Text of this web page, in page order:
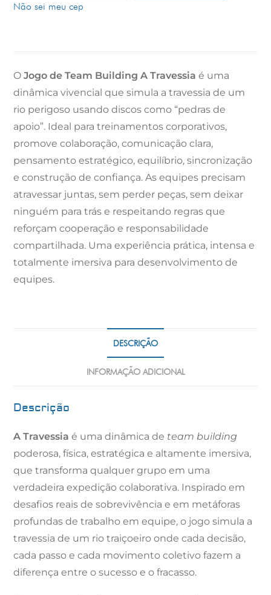
OJogo de Team Building A Travessia é uma
dinâmica vivencial que simula a travessia de um
rio perigoso usando discos como “pedras de
apoio”. Ideal para treinamentos corporativos,
promove colaboração, comunicação clara,
pensamento estratégico, equilíbrio, sincronização
e construção de confiança. As equipes precisam
atravessar juntas, sem perder peças, sem deixar
ninguém para trás e respeitando regras que
reforçam cooperação e responsabilidade
compartilhada. Uma experiência prática, intensa e
totalmente imersiva para desenvolvimento de
equipes.
Não sei meu cep
DESCRIÇÃO
INFORMAÇÃO ADICIONAL
Descrição
A Travessia é uma dinâmica de team building
poderosa, física, estratégica e altamente imersiva,
que transforma qualquer grupo em uma
verdadeira expedição colaborativa. Inspirado em
desafios reais de sobrevivência e em metáforas
profundas de trabalho em equipe, o jogo simula a
travessia de um rio traiçoeiro onde cada decisão,
cada passo e cada movimento coletivo fazem a
diferença entre o sucesso e o fracasso.